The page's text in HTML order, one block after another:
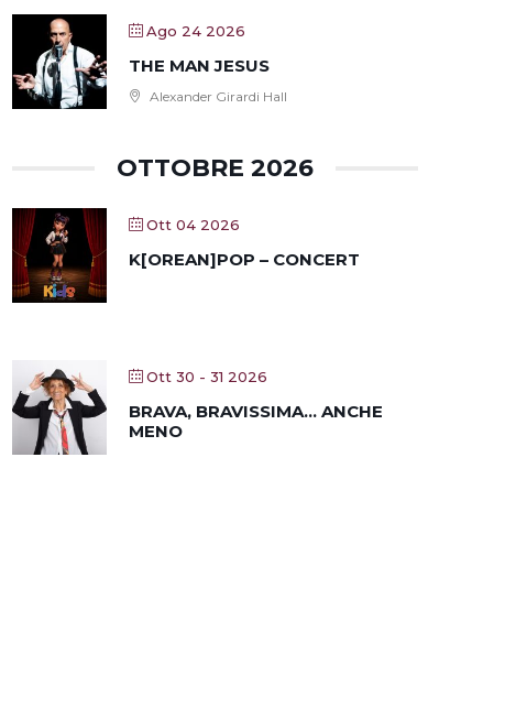
Ago 24 2026
THE MAN JESUS
Alexander Girardi Hall
OTTOBRE 2026
Ott 04 2026
K[OREAN]POP – CONCERT
Ott 30 - 31 2026
BRAVA, BRAVISSIMA… ANCHE
MENO